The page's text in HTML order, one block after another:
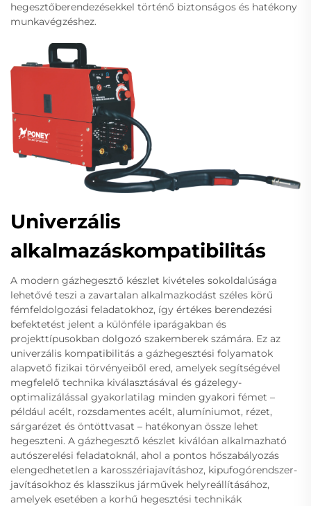
hegesztőberendezésekkel történő biztonságos és hatékony
munkavégzéshez.
Univerzális
alkalmazáskompatibilitás
A modern gázhegesztő készlet kivételes sokoldalúsága
lehetővé teszi a zavartalan alkalmazkodást széles körű
fémfeldolgozási feladatokhoz, így értékes berendezési
befektetést jelent a különféle iparágakban és
projekttípusokban dolgozó szakemberek számára. Ez az
univerzális kompatibilitás a gázhegesztési folyamatok
alapvető fizikai törvényeiből ered, amelyek segítségével
megfelelő technika kiválasztásával és gázelegy-
optimalizálással gyakorlatilag minden gyakori fémet –
például acélt, rozsdamentes acélt, alumíniumot, rézet,
sárgarézet és öntöttvasat – hatékonyan össze lehet
hegeszteni. A gázhegesztő készlet kiválóan alkalmazható
autószerelési feladatoknál, ahol a pontos hőszabályozás
elengedhetetlen a karosszériajavításhoz, kipufogórendszer-
javításokhoz és klasszikus járművek helyreállításához,
amelyek esetében a korhű hegesztési technikák